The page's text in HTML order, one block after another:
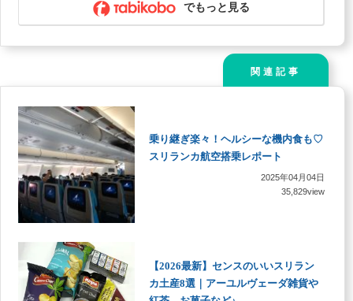
でもっと見る
関連記事
乗り継ぎ楽々！ヘルシーな機内食も♡
スリランカ航空搭乗レポート
2025年04月04日
35,829view
【2026最新】センスのいいスリラン
カ土産8選｜アーユルヴェーダ雑貨や